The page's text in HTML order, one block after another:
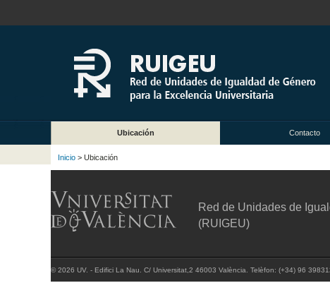
Ubicación Contacto
Inicio > Ubicación
Red de Unidades de
(RUIGEU)
© 2026 UV. - Edifici La Nau. C/ Universitat,2 46003 València. Telèfon: (+34) 96